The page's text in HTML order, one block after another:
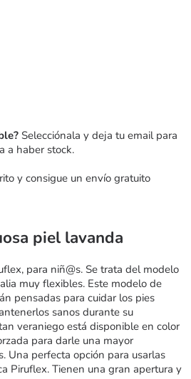
Selecciónala y deja tu email para
a haber stock.
y consigue un envío gratuito
piel lavanda
para niñ@s. Se trata del modelo
muy flexibles. Este modelo de
pensadas para cuidar los pies
sanos durante su
veraniego está disponible en color
para darle una mayor
Una perfecta opción para usarlas
Piruflex. Tienen una gran apertura y